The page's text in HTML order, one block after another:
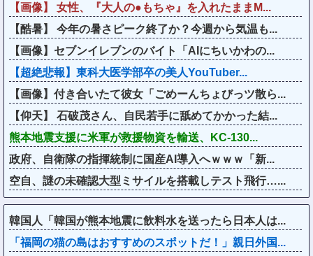
【画像】 女性、『大人の●もちゃ』を入れたままM...
【酷暑】 今年の暑さピーク終了か？今週から気温も...
【画像】セブンイレブンのバイト「AIにちいかわの...
【超絶悲報】東科大医学部卒の美人YouTuber...
【画像】付き合いたて彼女「ごめーんちょびっツ散ら...
【仰天】 石破茂さん、自民若手に舐めてかかった結...
熊本地震支援に米軍が救援物資を輸送、KC-130...
政府、自衛隊の指揮統制に国産AI導入へｗｗｗ「新...
空自、謎の未確認大型ミサイルを搭載しテスト飛行…...
韓国人「韓国が熊本地震に飲料水を送ったら日本人は...
「福岡の猫の島はおすすめのスポットだ！」親日外国...